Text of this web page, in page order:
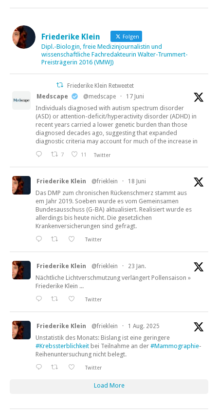
Friederike Klein Folgen
Dipl.-Biologin, freie Medizinjournalistin und
wissenschaftliche Fachredakteurin Walter-Trummert-
Preisträgerin 2016 (VMWJ)
Friederike Klein Retweetet
Medscape @medscape · 17 Juni
Individuals diagnosed with autism spectrum disorder
(ASD) or attention-deficit/hyperactivity disorder (ADHD) in
recent years carried a lower genetic burden than those
diagnosed decades ago, suggesting that expanded
diagnostic criteria may account for much of the increase in
7 11 Twitter
Friederike Klein @frieklein · 18 Juni
Das DMP zum chronischen Rückenschmerz stammt aus
em Jahr 2019. Soeben wurde es vom Gemeinsamen
Bundesausschuss (G-BA) aktualisiert. Realisiert wurde es
allerdings bis heute nicht. Die gesetzlichen
Krankenversicherungen sind gefragt.
Twitter
Friederike Klein @frieklein · 23 Jan.
Nächtliche Lichtverschmutzung verlängert Pollensaison »
Friederike Klein ...
Twitter
Friederike Klein @frieklein · 1 Aug. 2025
Unstatistik des Monats: Bislang ist eine geringere
#Krebssterblichkeit bei Teilnahme an der #Mammographie-
Reihenuntersuchung nicht belegt.
Twitter
Load More